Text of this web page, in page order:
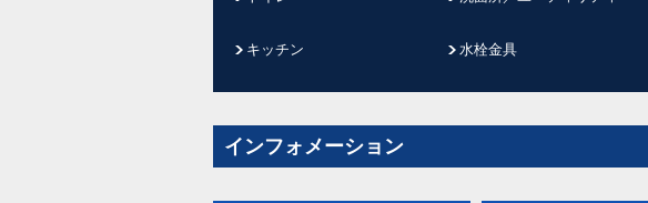
キッチン 水栓金具
インフォメーション